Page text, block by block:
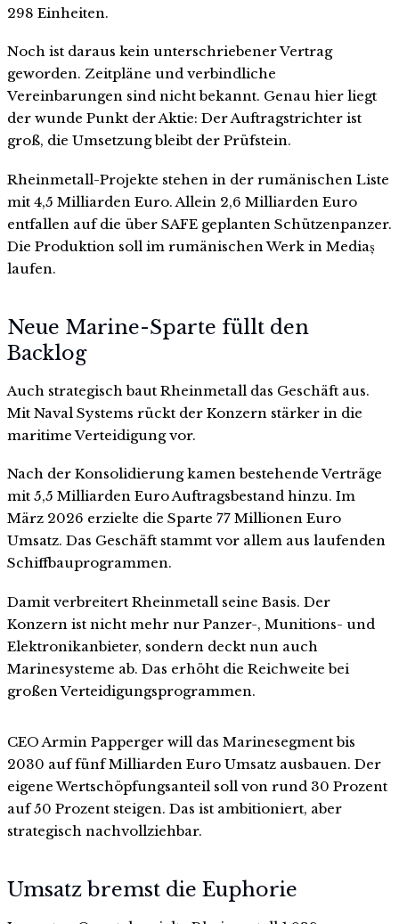
298 Einheiten.
Noch ist daraus kein unterschriebener Vertrag
geworden. Zeitpläne und verbindliche
Vereinbarungen sind nicht bekannt. Genau hier liegt
der wunde Punkt der Aktie: Der Auftragstrichter ist
groß, die Umsetzung bleibt der Prüfstein.
Rheinmetall-Projekte stehen in der rumänischen Liste
mit 4,5 Milliarden Euro. Allein 2,6 Milliarden Euro
entfallen auf die über SAFE geplanten Schützenpanzer.
Die Produktion soll im rumänischen Werk in Mediaș
laufen.
Neue Marine-Sparte füllt den
Backlog
Auch strategisch baut Rheinmetall das Geschäft aus.
Mit Naval Systems rückt der Konzern stärker in die
maritime Verteidigung vor.
Nach der Konsolidierung kamen bestehende Verträge
mit 5,5 Milliarden Euro Auftragsbestand hinzu. Im
März 2026 erzielte die Sparte 77 Millionen Euro
Umsatz. Das Geschäft stammt vor allem aus laufenden
Schiffbauprogrammen.
Damit verbreitert Rheinmetall seine Basis. Der
Konzern ist nicht mehr nur Panzer-, Munitions- und
Elektronikanbieter, sondern deckt nun auch
Marinesysteme ab. Das erhöht die Reichweite bei
großen Verteidigungsprogrammen.
CEO Armin Papperger will das Marinesegment bis
2030 auf fünf Milliarden Euro Umsatz ausbauen. Der
eigene Wertschöpfungsanteil soll von rund 30 Prozent
auf 50 Prozent steigen. Das ist ambitioniert, aber
strategisch nachvollziehbar.
Umsatz bremst die Euphorie